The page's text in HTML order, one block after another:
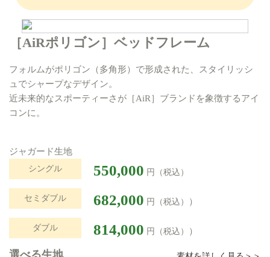
［AiRポリゴン］ベッドフレーム
フォルムがポリゴン（多角形）で形成された、スタイリッシ
ュでシャープなデザイン。
近未来的なスポーティーさが［AiR］ブランドを象徴するアイ
コンに。
ジャガード生地
シングル 550,000 円（税込）
セミダブル 682,000 円（税込） ）
ダブル 814,000 円（税込） ）
選べる生地